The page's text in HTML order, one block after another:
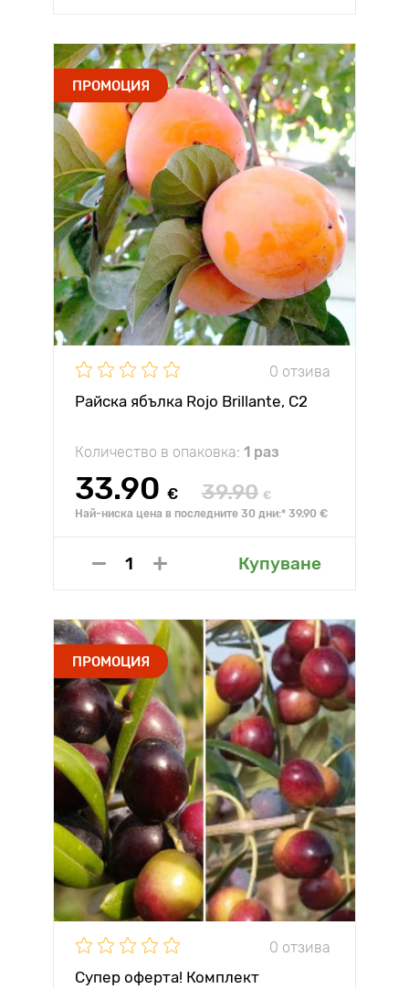
ПРОМОЦИЯ
0 отзива
Райска ябълка Rojo Brillante, С2
Количество в опаковка: 1 раз
33.90 € 39.90 €
Най-ниска цена в последните 30 дни:* 39.90 €
Купуване
ПРОМОЦИЯ
0 отзива
Супер оферта! Комплект